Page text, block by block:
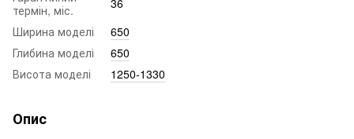
термін, міс.
36
Ширина моделі
650
Глибина моделі
650
Висота моделі
1250-1330
Опис